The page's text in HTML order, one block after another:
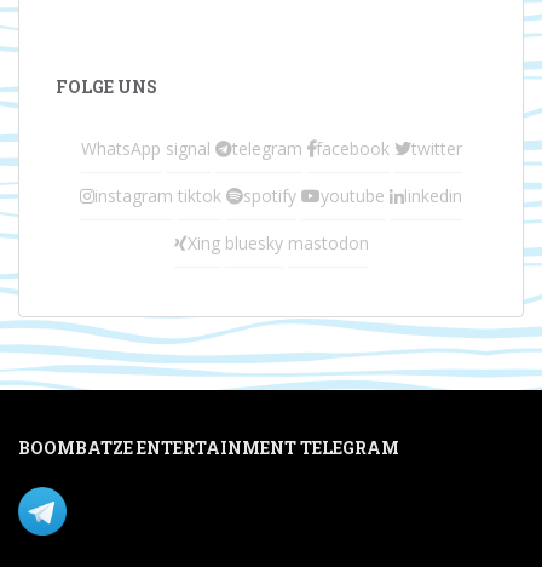
FOLGE UNS
WhatsApp signal telegram facebook twitter
instagram tiktok spotify youtube linkedin
Xing bluesky mastodon
BOOMBATZE ENTERTAINMENT TELEGRAM